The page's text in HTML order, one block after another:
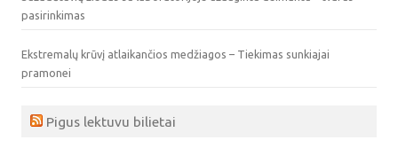
pasirinkimas
Ekstremalų krūvį atlaikančios medžiagos – Tiekimas sunkiajai
pramonei
Pigus lektuvu bilietai